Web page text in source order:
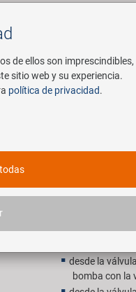
Buscar
Servicio
desde la
bomba con la
de ellos son imprescindibles,
sitio web y su experiencia.
política de privacidad.